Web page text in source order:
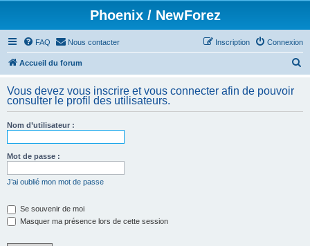
Phoenix / NewForez
FAQ Nous contacter Connexion
Inscription
Accueil du forum
h
Vous devez vous inscrire et vous connecter afin de pouvoir
consulter le profil des utilisateurs.
Nom d’utilisateur :
Mot de passe :
J’ai oublié mon mot de passe
Se souvenir de moi
Masquer ma présence lors de cette session